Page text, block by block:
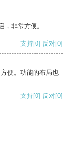
，非常方便。
支持[0] 反对[0]
便。功能的布局也
支持[0] 反对[0]